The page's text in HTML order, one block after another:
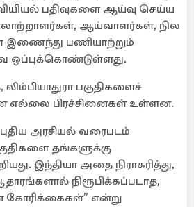
பதிவுகளை ஆய்வு செய்ய
ஆய்வாளர்கள், நில
இணைந்து பணியாற்றும்
ஒப்புக்கொண்டுள்ளது.
பகுதிகளைச்
எல்லை பிரச்சினைகள் உள்ளன.
அரசியல் வரைபடம்
தங்களுக்கு
இந்தியா அதை நிராகரித்து,
நிரூபிக்கப்படாத,
கோரிக்கைகள்” என்று